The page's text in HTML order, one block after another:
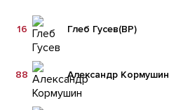
Глеб Гусев(ВР)
16
Александр Кормушин
88